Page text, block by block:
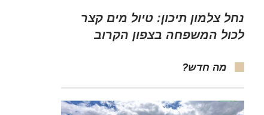
נחל צלמון תיכון: טיול מים קצר
לכול המשפחה בצפון הקרוב
מה חדש?